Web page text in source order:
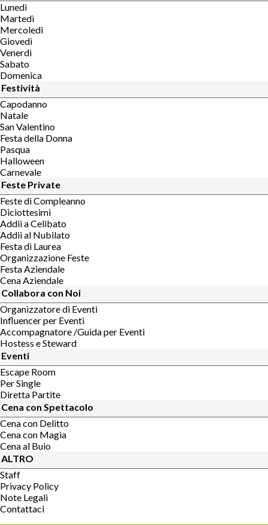
Lunedì
Martedì
Mercoledì
Giovedì
Venerdì
Sabato
Domenica
Festività
Capodanno
Natale
San Valentino
Festa della Donna
Pasqua
Halloween
Carnevale
Feste Private
Feste di Compleanno
Diciottesimi
Addii a Celibato
Addii al Nubilato
Festa di Laurea
Organizzazione Feste
Festa Aziendale
Cena Aziendale
Collabora con Noi
Organizzatore di Eventi
Influencer per Eventi
Accompagnatore /Guida per Eventi
Hostess e Steward
Eventi
Escape Room
Per Single
Diretta Partite
Cena con Spettacolo
Cena con Delitto
Cena con Magia
Cena al Buio
ALTRO
Staff
Privacy Policy
Note Legali
Contattaci